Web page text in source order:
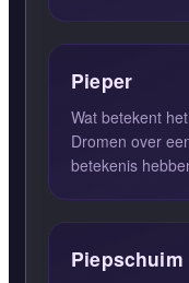
Pieper
Wat betekent
Dromen over
betekenis
Piepschuim